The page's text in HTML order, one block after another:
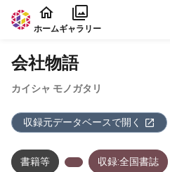
本文に飛ぶ
ホームギャラリー
会社物語
カイシャ モノガタリ
収録元データベースで開く
書籍等 収録:全国書誌